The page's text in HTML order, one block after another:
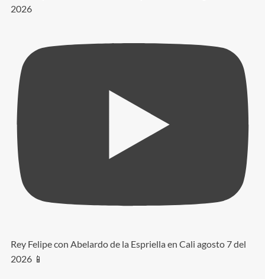
2026
Rey Felipe con Abelardo de la Espriella en Cali agosto 7 del
2026 📱